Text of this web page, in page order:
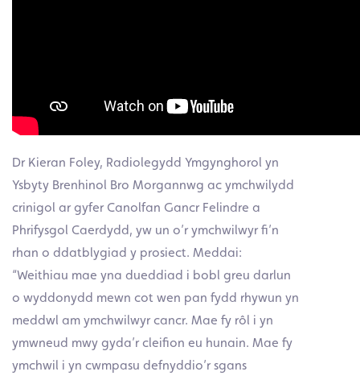
Dr Kieran Foley, Radiolegydd Ymgynghorol yn
Ysbyty Brenhinol Bro Morgannwg ac ymchwilydd
crinigol ar gyfer Canolfan Gancr Felindre a
Phrifysgol Caerdydd, yw un o’r ymchwilwyr fi’n
rhan o ddatblygiad y prosiect. Meddai:
“Weithiau mae yna dueddiad i bobl greu darlun
o wyddonydd mewn cot wen pan fydd rhywun yn
meddwl am ymchwilwyr cancr. Mae fy rôl i yn
ymwneud mwy gyda’r cleifion eu hunain. Mae fy
ymchwil i yn cwmpasu defnyddio’r sgans